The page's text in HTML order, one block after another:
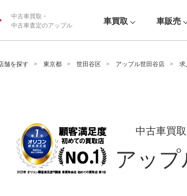
タン*/
中古車買取・
中古車査定のアップル
車買取 車販売
舗を探す 東京都 世田谷区 アップル世田谷店 求
中古車買
アッ